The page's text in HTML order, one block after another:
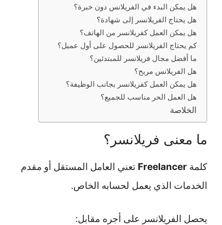
هل يمكن البدء في الفريلانس دون خبرة؟
هل يحتاج الفريلانسر إلى شهادة؟
هل يمكن العمل كفريلانسر من الهاتف؟
كم يحتاج الفريلانسر للحصول على أول عميل؟
ما أفضل مجال فريلانسر للمبتدئين؟
هل الفريلانس مربح؟
هل يمكن العمل كفريلانسر بجانب الوظيفة؟
هل العمل الحر مناسب للجميع؟
الخلاصة
ما معنى فريلانسر؟
كلمة Freelancer تعني العامل المستقل أو مقدم
الخدمات الذي يعمل لحسابه الخاص.
يحصل الفريلانسر على أجره مقابل: